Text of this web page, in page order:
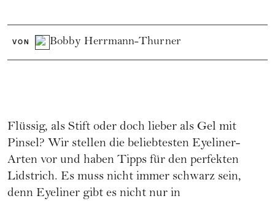
VON Bobby Herrmann-Thurner
Flüssig, als Stift oder doch lieber als Gel mit
Pinsel? Wir stellen die beliebtesten Eyeliner-
Arten vor und haben Tipps für den perfekten
Lidstrich. Es muss nicht immer schwarz sein,
denn Eyeliner gibt es nicht nur in